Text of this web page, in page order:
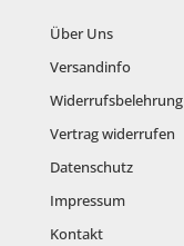
Über Uns
Versandinfo
Widerrufsbelehrung
Vertrag widerrufen
Datenschutz
Impressum
Kontakt